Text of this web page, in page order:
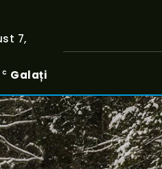
7,
C Galați